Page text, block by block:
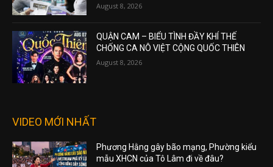
August 8, 2026
QUẬN CAM – BIỂU TÌNH ĐẦY KHÍ THẾ
CHỐNG CA NÔ VIỆT CỘNG QUỐC THIÊN
August 8, 2026
VIDEO MỚI NHẤT
Phương Hằng gây bão mạng, Phường kiểu
mẫu XHCN của Tô Lâm đi về đâu?